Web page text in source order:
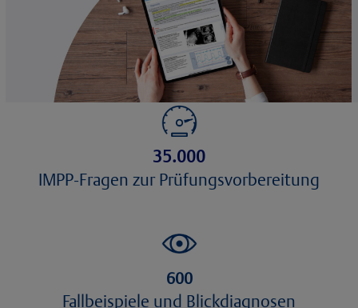
35.000
IMPP-Fragen zur Prüfungsvorbereitung
600
Fallbeispiele und Blickdiagnosen